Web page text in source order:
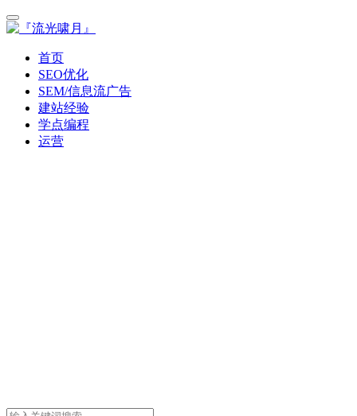
首页
SEO优化
SEM/信息流广告
建站经验
学点编程
运营